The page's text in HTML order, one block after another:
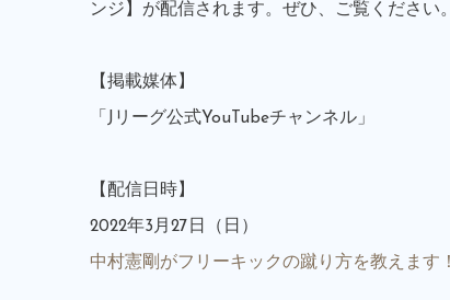
ンジ】が配信されます。ぜひ、ご覧ください。
【掲載媒体】
「Jリーグ公式YouTubeチャンネル」
【配信日時】
2022年3月27日（日）
中村憲剛がフリーキックの蹴り方を教えます